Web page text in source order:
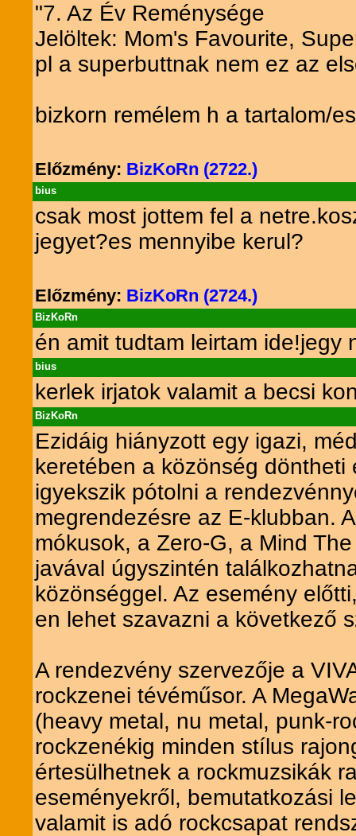
"7. Az Év Reménysége
Jelöltek: Mom's Favourite,
pl a superbuttnak nem ez az
bizkorn remélem h a tartalom/
Előzmény: BizKoRn (2722.)
bius
csak most jottem fel a
jegyet?es mennyibe kerul?
Előzmény: BizKoRn (2724.)
BizKoRn
én amit tudtam leirtam ide!jegy
bius
kerlek irjatok valamit a becsi
BizKoRn
Ezidáig hiányzott egy igazi,
keretében a közönség
igyekszik pótolni a
megrendezésre az E-klubban.
mókusok, a Zero-G, a Mind
javával úgyszintén
közönséggel. Az esemény
en lehet szavazni a következő
A rendezvény szervezője a
rockzenei tévéműsor. A
(heavy metal, nu metal, punk-
rockzenékig minden stílus
értesülhetnek a rockmuzsikák
eseményekről, bemutatkozási
valamit is adó rockcsapat